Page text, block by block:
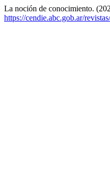
La noción de conocimiento.
https://cendie.abc.gob.ar/